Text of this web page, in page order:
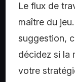
Le flux de
maître du
suggestion,
décidez si la
votre